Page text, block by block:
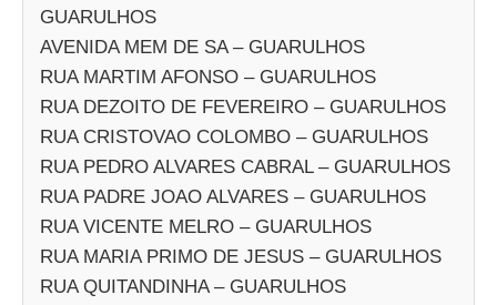
GUARULHOS
AVENIDA MEM DE SA – GUARULHOS
RUA MARTIM AFONSO – GUARULHOS
RUA DEZOITO DE FEVEREIRO – GUARULHOS
RUA CRISTOVAO COLOMBO – GUARULHOS
RUA PEDRO ALVARES CABRAL – GUARULHOS
RUA PADRE JOAO ALVARES – GUARULHOS
RUA VICENTE MELRO – GUARULHOS
RUA MARIA PRIMO DE JESUS – GUARULHOS
RUA QUITANDINHA – GUARULHOS